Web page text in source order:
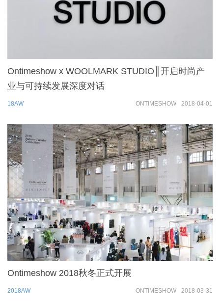
18AW
Ontimeshow x WOOLMARK STUDIO║开启时尚产
业与可持续发展深度对话
ONTIMESHOW 2018-04-01
2018AW
Ontimeshow 2018秋冬正式开展
ONTIMESHOW 2018-03-31